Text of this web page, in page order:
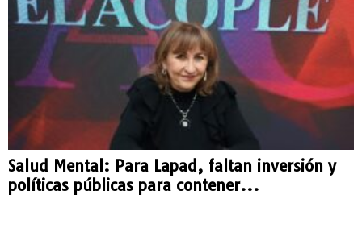
Salud Mental: Para Lapad, faltan inversión y
políticas públicas para contener...